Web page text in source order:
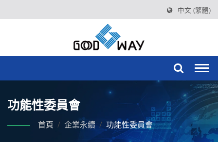
中文 (繁體)
功能性委員會
首頁 / 企業永續 / 功能性委員會